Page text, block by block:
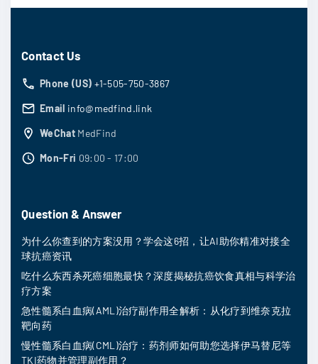
Contact Us
Phone (US) +1-505-750-3867
Email info@medfind.link
WeChat MedFind
Mon-Fri 09:00 - 17:00
Question & Answer
为什么你查到的方案没用？学会这6招，让AI助你精准对接全
球抗癌资讯
吃什么东西杀死癌细胞最快？深度揭秘抗癌饮食真相与科学治
疗方案
急性髓系白血病(AML)治疗副作用全解析：从化疗到维奈克拉
靶向药
慢性髓系白血病(CML)治疗：药剂师如何助您选择伊马替尼等
TKI药物并管理副作用？